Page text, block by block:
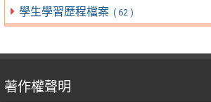
學生學習歷程檔案 ( 62 )
著作權聲明